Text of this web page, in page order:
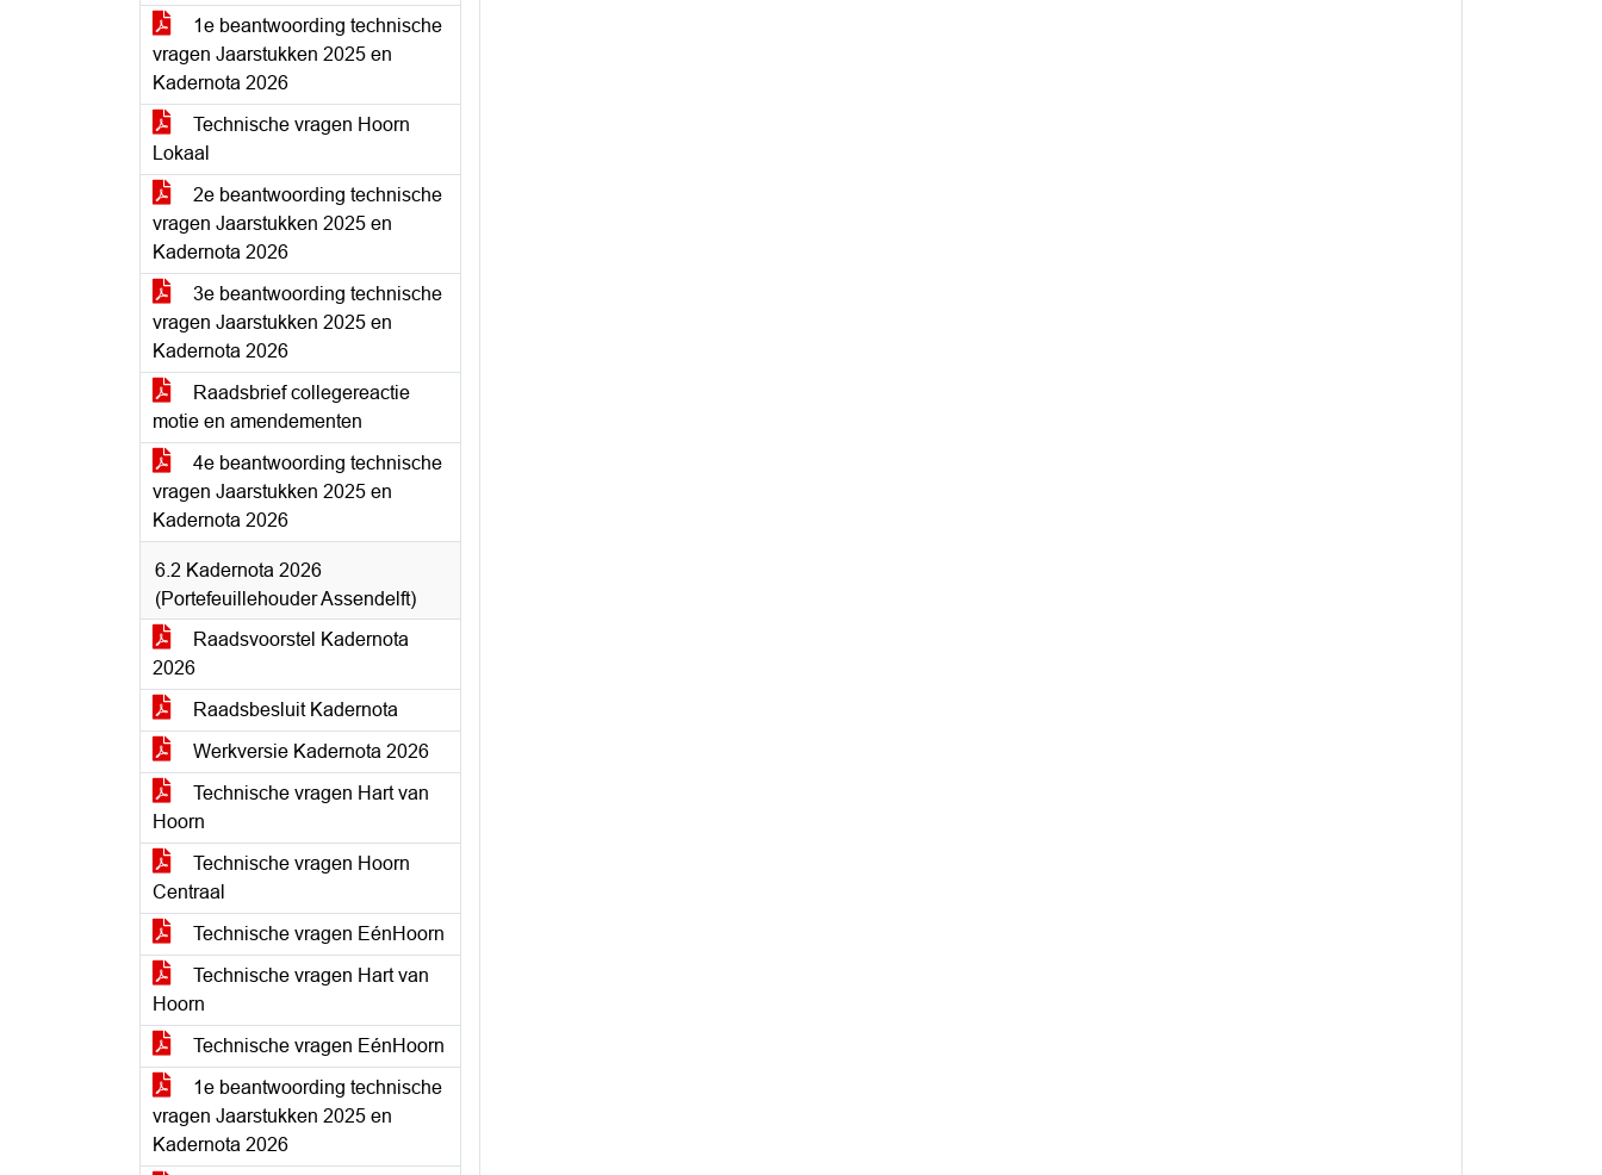
1e beantwoording technische
vragen Jaarstukken 2025 en
Kadernota 2026
Technische vragen Hoorn
Lokaal
2e beantwoording technische
vragen Jaarstukken 2025 en
Kadernota 2026
3e beantwoording technische
vragen Jaarstukken 2025 en
Kadernota 2026
Raadsbrief collegereactie
motie en amendementen
4e beantwoording technische
vragen Jaarstukken 2025 en
Kadernota 2026
6.2 Kadernota 2026
(Portefeuillehouder Assendelft)
Raadsvoorstel Kadernota
2026
Raadsbesluit Kadernota
Werkversie Kadernota 2026
Technische vragen Hart van
Hoorn
Technische vragen Hoorn
Centraal
Technische vragen EénHoorn
Technische vragen Hart van
Hoorn
Technische vragen EénHoorn
1e beantwoording technische
vragen Jaarstukken 2025 en
Kadernota 2026